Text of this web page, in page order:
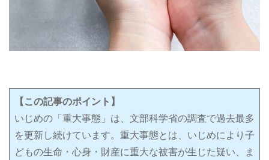
【この記事のポイント】
いじめの「重大事態」は、文部科学省の調査で過去最多
を更新し続けています。重大事態とは、いじめにより子
どもの生命・心身・財産に重大な被害が生じた疑い、ま